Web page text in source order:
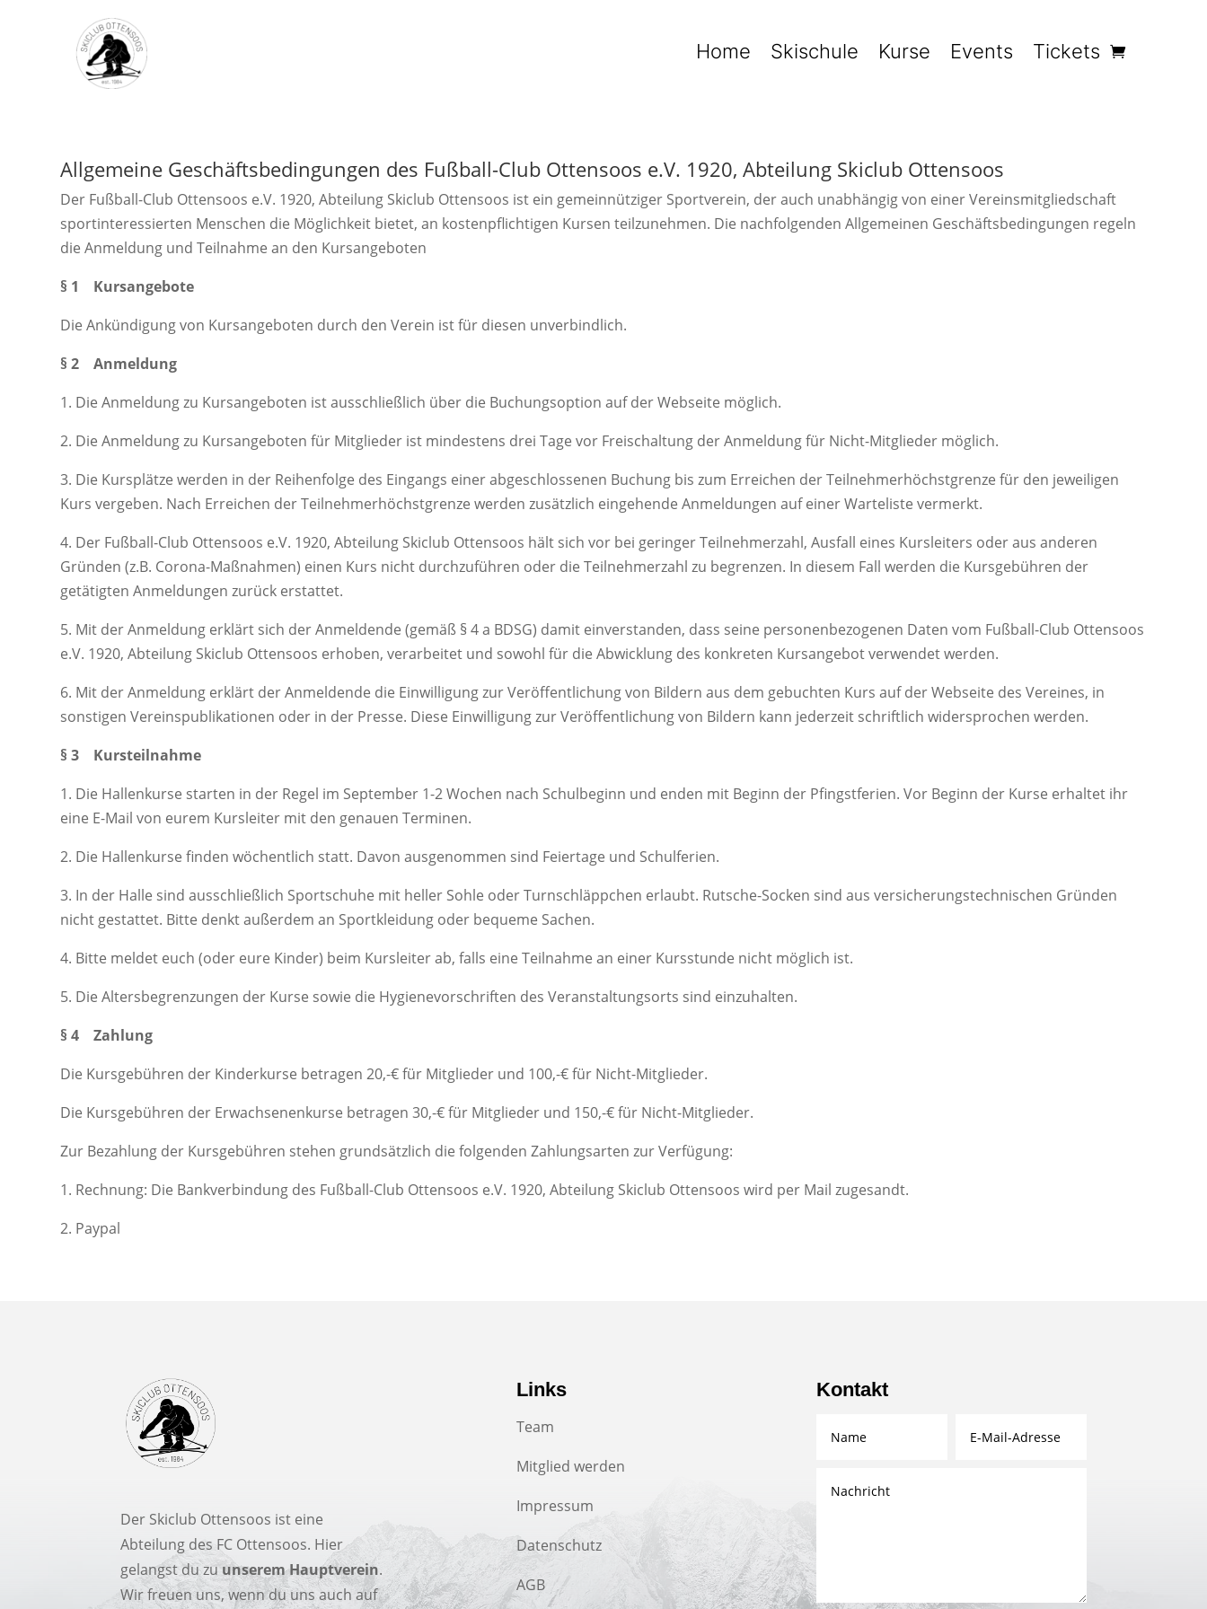
Home Skischule Kurse Events Tickets
Allgemeine Geschäftsbedingungen des Fußball-Club Ottensoos e.V. 1920, Abteilung Skiclub Ottensoos
Der Fußball-Club Ottensoos e.V. 1920, Abteilung Skiclub Ottensoos ist ein gemeinnütziger Sportverein, der auch unabhängig von einer Vereinsmitgliedschaft
sportinteressierten Menschen die Möglichkeit bietet, an kostenpflichtigen Kursen teilzunehmen. Die nachfolgenden Allgemeinen Geschäftsbedingungen regeln
die Anmeldung und Teilnahme an den Kursangeboten
§ 1 Kursangebote
Die Ankündigung von Kursangeboten durch den Verein ist für diesen unverbindlich.
§ 2 Anmeldung
1. Die Anmeldung zu Kursangeboten ist ausschließlich über die Buchungsoption auf der Webseite möglich.
2. Die Anmeldung zu Kursangeboten für Mitglieder ist mindestens drei Tage vor Freischaltung der Anmeldung für Nicht-Mitglieder möglich.
3. Die Kursplätze werden in der Reihenfolge des Eingangs einer abgeschlossenen Buchung bis zum Erreichen der Teilnehmerhöchstgrenze für den jeweiligen
Kurs vergeben. Nach Erreichen der Teilnehmerhöchstgrenze werden zusätzlich eingehende Anmeldungen auf einer Warteliste vermerkt.
4. Der Fußball-Club Ottensoos e.V. 1920, Abteilung Skiclub Ottensoos hält sich vor bei geringer Teilnehmerzahl, Ausfall eines Kursleiters oder aus anderen
Gründen (z.B. Corona-Maßnahmen) einen Kurs nicht durchzuführen oder die Teilnehmerzahl zu begrenzen. In diesem Fall werden die Kursgebühren der
getätigten Anmeldungen zurück erstattet.
5. Mit der Anmeldung erklärt sich der Anmeldende (gemäß § 4 a BDSG) damit einverstanden, dass seine personenbezogenen Daten vom Fußball-Club Ottensoos
e.V. 1920, Abteilung Skiclub Ottensoos erhoben, verarbeitet und sowohl für die Abwicklung des konkreten Kursangebot verwendet werden.
6. Mit der Anmeldung erklärt der Anmeldende die Einwilligung zur Veröffentlichung von Bildern aus dem gebuchten Kurs auf der Webseite des Vereines, in
sonstigen Vereinspublikationen oder in der Presse. Diese Einwilligung zur Veröffentlichung von Bildern kann jederzeit schriftlich widersprochen werden.
§ 3 Kursteilnahme
1. Die Hallenkurse starten in der Regel im September 1-2 Wochen nach Schulbeginn und enden mit Beginn der Pfingstferien. Vor Beginn der Kurse erhaltet ihr
eine E-Mail von eurem Kursleiter mit den genauen Terminen.
2. Die Hallenkurse finden wöchentlich statt. Davon ausgenommen sind Feiertage und Schulferien.
3. In der Halle sind ausschließlich Sportschuhe mit heller Sohle oder Turnschläppchen erlaubt. Rutsche-Socken sind aus versicherungstechnischen Gründen
nicht gestattet. Bitte denkt außerdem an Sportkleidung oder bequeme Sachen.
4. Bitte meldet euch (oder eure Kinder) beim Kursleiter ab, falls eine Teilnahme an einer Kursstunde nicht möglich ist.
5. Die Altersbegrenzungen der Kurse sowie die Hygienevorschriften des Veranstaltungsorts sind einzuhalten.
§ 4 Zahlung
Die Kursgebühren der Kinderkurse betragen 20,-€ für Mitglieder und 100,-€ für Nicht-Mitglieder.
Die Kursgebühren der Erwachsenenkurse betragen 30,-€ für Mitglieder und 150,-€ für Nicht-Mitglieder.
Zur Bezahlung der Kursgebühren stehen grundsätzlich die folgenden Zahlungsarten zur Verfügung:
1. Rechnung: Die Bankverbindung des Fußball-Club Ottensoos e.V. 1920, Abteilung Skiclub Ottensoos wird per Mail zugesandt.
2. Paypal
Der Skiclub Ottensoos ist eine
Abteilung des FC Ottensoos. Hier
gelangst du zuunserem Hauptverein.
Wir freuen uns, wenn du uns auch auf
Links
Team
Mitglied werden
Impressum
Datenschutz
AGB
Kontakt